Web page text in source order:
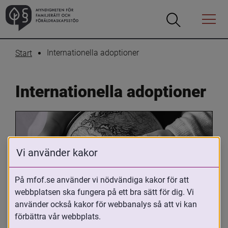
Öppna
Öppna
Menyn
Start Internationella adoptioner
Internationella adoptioner
Oavsett om du är adopterad,
adoptivförälder eller arbetar med
Vi använder kakor
På mfof.se använder vi nödvändiga kakor för att
webbplatsen ska fungera på ett bra sätt för dig. Vi
använder också kakor för webbanalys så att vi kan
förbättra vår webbplats.